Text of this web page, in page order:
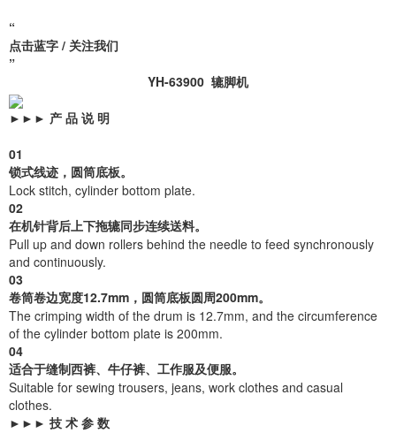
“
点击蓝字 / 关注我们
”
YH-63900 辘脚机
►►► 产 品 说 明
01
锁式线迹，圆筒底板。
Lock stitch, cylinder bottom plate.
02
在机针背后上下拖辘同步连续送料。
Pull up and down rollers behind the needle to feed synchronously
and continuously.
03
卷筒卷边宽度12.7mm，圆筒底板圆周200mm。
The crimping width of the drum is 12.7mm, and the circumference
of the cylinder bottom plate is 200mm.
04
适合于缝制西裤、牛仔裤、工作服及便服。
Suitable for sewing trousers, jeans, work clothes and casual
clothes.
►►► 技 术 参 数